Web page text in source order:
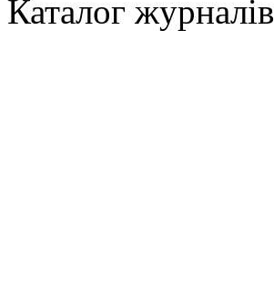
Каталог журналів